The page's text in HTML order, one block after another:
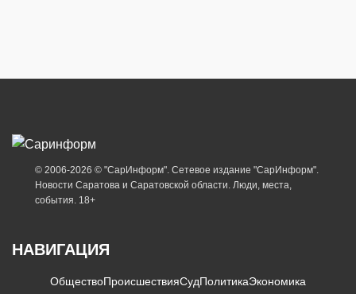
© 2006-2026 © "СарИнформ". Сетевое издание "СарИнформ".
Новости Саратова и Саратовской области. Люди, места,
события. 18+
НАВИГАЦИЯ
ОбществоПроисшествияСудПолитикаЭкономика